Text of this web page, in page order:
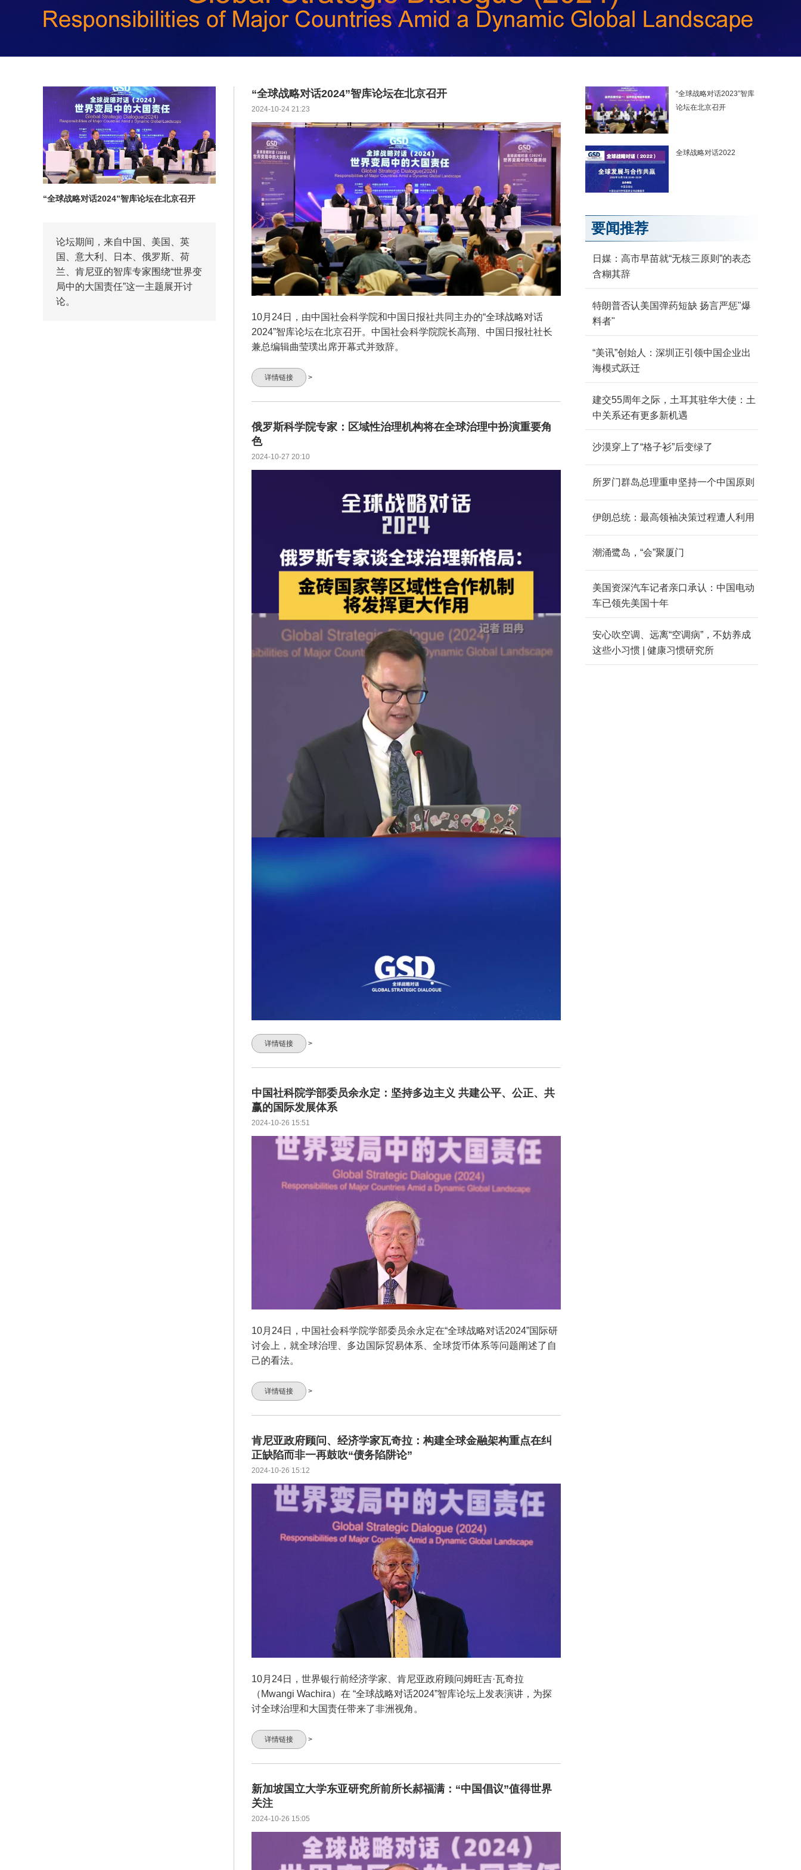
“全球战略对话2024”智库论坛在北京召开
论坛期间，来自中国、美国、英
国、意大利、日本、俄罗斯、荷
兰、肯尼亚的智库专家围绕“世界变
局中的大国责任”这一主题展开讨
论。
“全球战略对话2024”智库论坛在北京召开
2024-10-24 21:23
10月24日，由中国社会科学院和中国日报社共同主办的“全球战略对话
2024”智库论坛在北京召开。中国社会科学院院长高翔、中国日报社社长
兼总编辑曲莹璞出席开幕式并致辞。
详情链接 >
俄罗斯科学院专家：区域性治理机构将在全球治理中扮演重要角
色
2024-10-27 20:10
详情链接 >
中国社科院学部委员余永定：坚持多边主义 共建公平、公正、共
赢的国际发展体系
2024-10-26 15:51
10月24日，中国社会科学院学部委员余永定在“全球战略对话2024”国际研
讨会上，就全球治理、多边国际贸易体系、全球货币体系等问题阐述了自
己的看法。
详情链接 >
肯尼亚政府顾问、经济学家瓦奇拉：构建全球金融架构重点在纠
正缺陷而非一再鼓吹“债务陷阱论”
2024-10-26 15:12
10月24日，世界银行前经济学家、肯尼亚政府顾问姆旺吉·瓦奇拉
（Mwangi Wachira）在 “全球战略对话2024”智库论坛上发表演讲，为探
讨全球治理和大国责任带来了非洲视角。
详情链接 >
新加坡国立大学东亚研究所前所长郝福满：“中国倡议”值得世界
关注
2024-10-26 15:05
“全球战略对话2023”智库
论坛在北京召开
全球战略对话2022
要闻推荐
日媒：高市早苗就“无核三原则”的表态
含糊其辞
特朗普否认美国弹药短缺 扬言严惩"爆
料者"
“美讯”创始人：深圳正引领中国企业出
海模式跃迁
建交55周年之际，土耳其驻华大使：土
中关系还有更多新机遇
沙漠穿上了“格子衫”后变绿了
所罗门群岛总理重申坚持一个中国原则
伊朗总统：最高领袖决策过程遭人利用
潮涌鹭岛，“会”聚厦门
美国资深汽车记者亲口承认：中国电动
车已领先美国十年
安心吹空调、远离“空调病”，不妨养成
这些小习惯 | 健康习惯研究所